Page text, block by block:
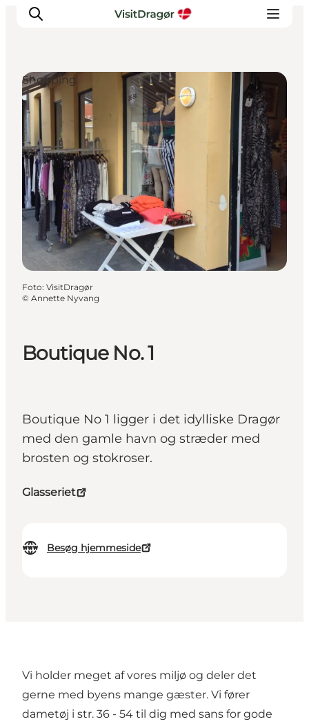
Oplev
Kultur & Historie
Byliv & Mad
Natur & Friluftsliv
For børn
Praktisk
Boutique No. 1
Boutique No 1 ligger i det idylliske Dragør
med den gamle havn og stræder med
brosten og stokroser.
Glasseriet
Besøg hjemmeside
Shopping
Foto: VisitDragør
© Annette Nyvang
Vi holder meget af vores miljø og deler det
gerne med byens mange gæster. Vi fører
dametøj i str. 36 - 54 til dig med sans for gode